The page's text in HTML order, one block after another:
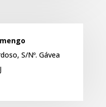
S/Nº. Gávea